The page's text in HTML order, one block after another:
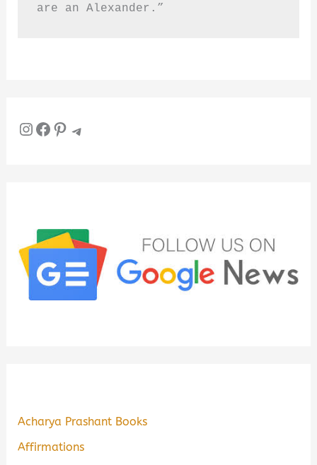
are an Alexander.”
InstagramFacebook Pinterest Telegram
Acharya Prashant Books
Affirmations